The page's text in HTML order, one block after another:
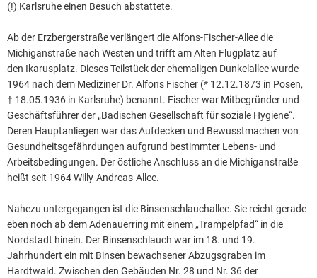
(!) Karlsruhe einen Besuch abstattete.
Ab der Erzbergerstraße verlängert die Alfons-Fischer-Allee die
Michiganstraße nach Westen und trifft am Alten Flugplatz auf
den Ikarusplatz. Dieses Teilstück der ehemaligen Dunkelallee wurde
1964 nach dem Mediziner Dr. Alfons Fischer (* 12.12.1873 in Posen,
† 18.05.1936 in Karlsruhe) benannt. Fischer war Mitbegründer und
Geschäftsführer der „Badischen Gesellschaft für soziale Hygiene“.
Deren Hauptanliegen war das Aufdecken und Bewusstmachen von
Gesundheitsgefährdungen aufgrund bestimmter Lebens- und
Arbeitsbedingungen. Der östliche Anschluss an die Michiganstraße
heißt seit 1964 Willy-Andreas-Allee.
Nahezu untergegangen ist die Binsenschlauchallee. Sie reicht gerade
eben noch ab dem Adenauerring mit einem „Trampelpfad“ in die
Nordstadt hinein. Der Binsenschlauch war im 18. und 19.
Jahrhundert ein mit Binsen bewachsener Abzugsgraben im
Hardtwald. Zwischen den Gebäuden Nr. 28 und Nr. 36 der